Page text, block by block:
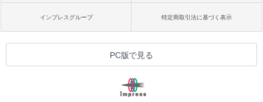
インプレスグループ 特定商取引法に基づく表示
PC版で見る